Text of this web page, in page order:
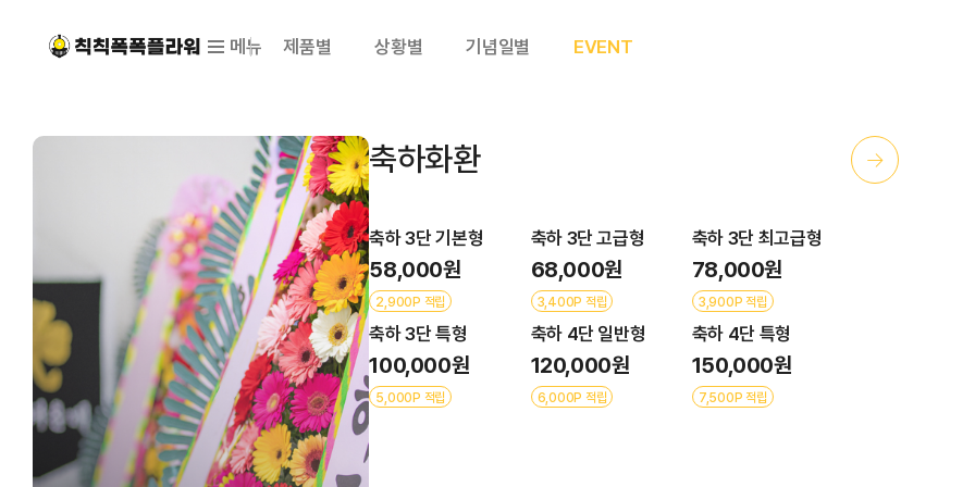
메뉴 제품별 상황별 기념일별 EVENT
축하화환 →
축하 3단 기본형
58,000원
2,900P 적립
축하 3단 고급형
68,000원
3,400P 적립
축하 3단 최고급형
78,000원
3,900P 적립
축하 3단 특형
100,000원
5,000P 적립
축하 4단 일반형
120,000원
6,000P 적립
축하 4단 특형
150,000원
7,500P 적립